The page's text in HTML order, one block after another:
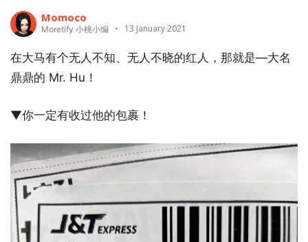
Momoco
Moretify 小桃小编 13 January 2021
在大马有个无人不知、无人不晓的红人，那就是—大名
鼎鼎的 Mr. Hu！
▼你一定有收过他的包裹！